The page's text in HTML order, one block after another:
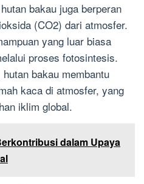
bakau juga berperan
(CO2) dari atmosfer.
yang luar biasa
proses fotosintesis.
bakau membantu
kaca di atmosfer, yang
iklim global.
dalam Upaya